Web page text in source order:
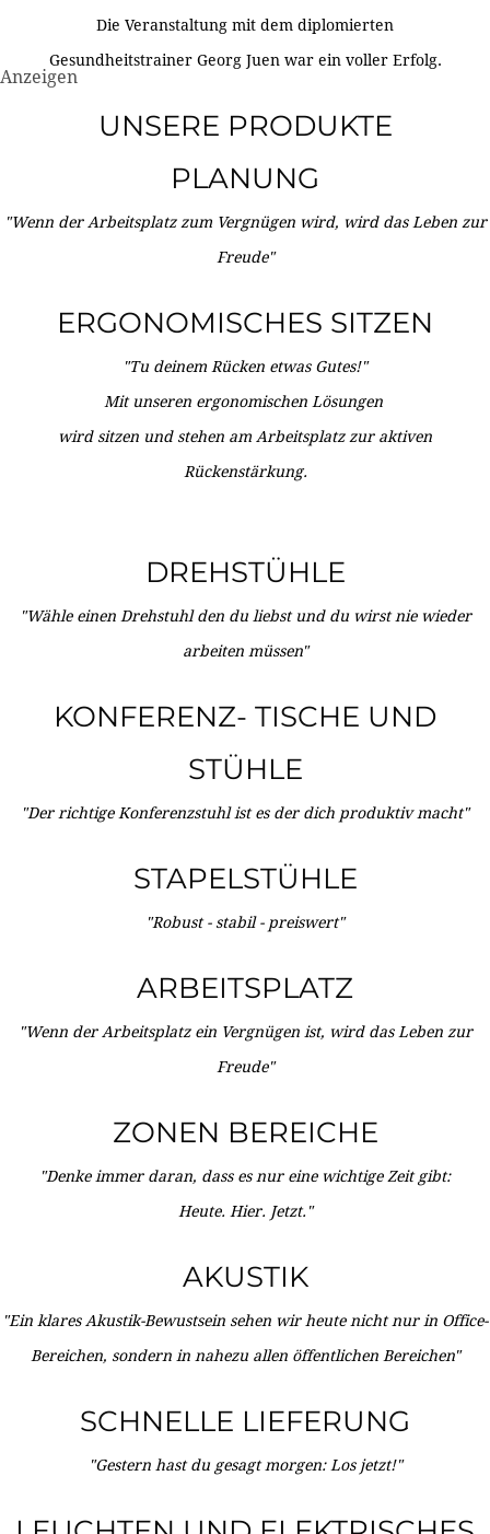
Die Veranstaltung mit dem diplomierten
Gesundheitstrainer Georg Juen war ein voller Erfolg.
Anzeigen
UNSERE PRODUKTE
PLANUNG
"Wenn der Arbeitsplatz zum Vergnügen wird, wird das Leben zur
Freude"
ERGONOMISCHES SITZEN
"Tu deinem Rücken etwas Gutes!"
Mit unseren ergonomischen Lösungen
wird sitzen und stehen am Arbeitsplatz zur aktiven
Rückenstärkung.
DREHSTÜHLE
"Wähle einen Drehstuhl den du liebst und du wirst nie wieder
arbeiten müssen"
KONFERENZ- TISCHE UND
STÜHLE
"Der richtige Konferenzstuhl ist es der dich produktiv macht"
STAPELSTÜHLE
"Robust - stabil - preiswert"
ARBEITSPLATZ
"Wenn der Arbeitsplatz ein Vergnügen ist, wird das Leben zur
Freude"
ZONEN BEREICHE
"Denke immer daran, dass es nur eine wichtige Zeit gibt:
Heute. Hier. Jetzt."
AKUSTIK
"Ein klares Akustik-Bewustsein sehen wir heute nicht nur in Office-
Bereichen, sondern in nahezu allen öffentlichen Bereichen"
SCHNELLE LIEFERUNG
"Gestern hast du gesagt morgen: Los jetzt!"